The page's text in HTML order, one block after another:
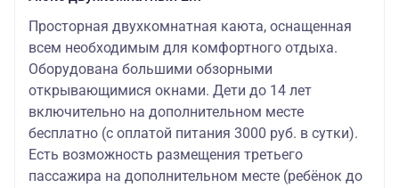
Просторная двухкомнатная каюта, оснащенная
всем необходимым для комфортного отдыха.
Оборудована большими обзорными
открывающимися окнами. Дети до 14 лет
включительно на дополнительном месте
бесплатно (с оплатой питания 3000 руб. в сутки).
Есть возможность размещения третьего
пассажира на дополнительном месте (ребёнок до